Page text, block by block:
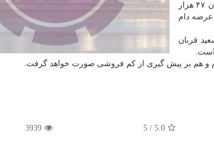
وی با اشاره به اینكه قیمت عرضه دام زنده در عید سعید قربان ۴۷ هزار
عرضه دام
قربان
است.
و هم بر پیش گیری از كم فروشی صورت خواهد گرفت.
5.0
/
5
3939